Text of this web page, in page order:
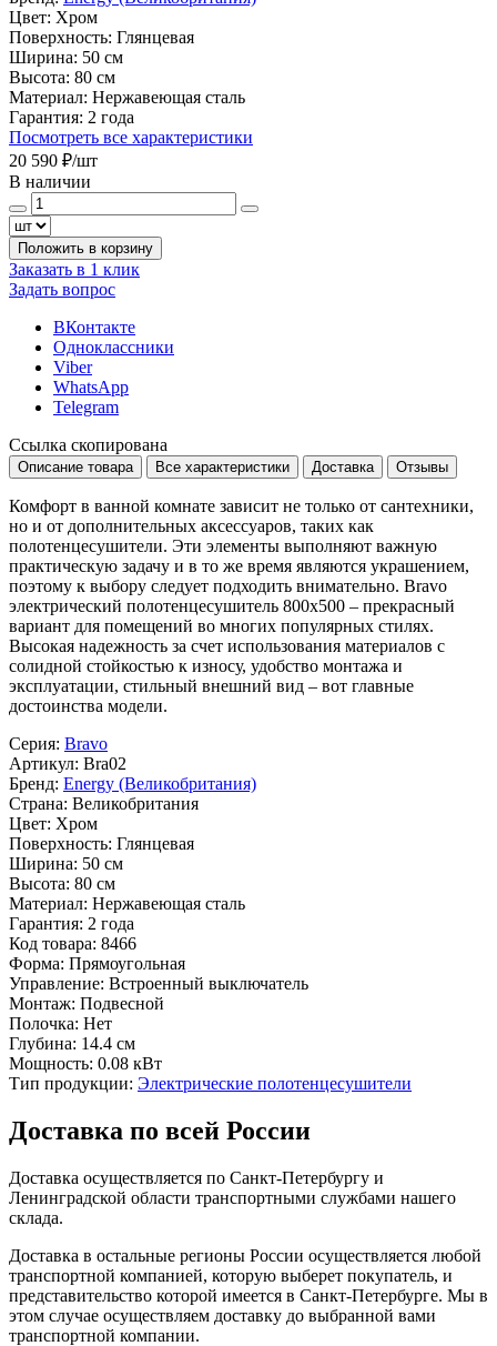
Цвет: Хром
Поверхность: Глянцевая
Ширина: 50 см
Высота: 80 см
Материал: Нержавеющая сталь
Гарантия: 2 года
Посмотреть все характеристики
20 590 ₽/шт
В наличии
Положить в корзину
Заказать в 1 клик
Задать вопрос
ВКонтакте
Одноклассники
Viber
WhatsApp
Telegram
Ссылка скопирована
Описание товара Все характеристики Доставка Отзывы
Комфорт в ванной комнате зависит не только от сантехники,
но и от дополнительных аксессуаров, таких как
полотенцесушители. Эти элементы выполняют важную
практическую задачу и в то же время являются украшением,
поэтому к выбору следует подходить внимательно. Bravo
электрический полотенцесушитель 800x500 – прекрасный
вариант для помещений во многих популярных стилях.
Высокая надежность за счет использования материалов с
солидной стойкостью к износу, удобство монтажа и
эксплуатации, стильный внешний вид – вот главные
достоинства модели.
Серия: Bravo
Артикул: Bra02
Бренд: Energy (Великобритания)
Страна: Великобритания
Цвет: Хром
Поверхность: Глянцевая
Ширина: 50 см
Высота: 80 см
Материал: Нержавеющая сталь
Гарантия: 2 года
Код товара: 8466
Форма: Прямоугольная
Управление: Встроенный выключатель
Монтаж: Подвесной
Полочка: Нет
Глубина: 14.4 см
Мощность: 0.08 кВт
Тип продукции: Электрические полотенцесушители
Доставка по всей России
Доставка осуществляется по Санкт-Петербургу и
Ленинградской области транспортными службами нашего
склада.
Доставка в остальные регионы России осуществляется любой
транспортной компанией, которую выберет покупатель, и
представительство которой имеется в Санкт-Петербурге. Мы в
этом случае осуществляем доставку до выбранной вами
транспортной компании.